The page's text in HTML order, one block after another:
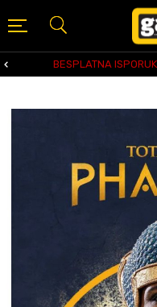
BESPLATNA